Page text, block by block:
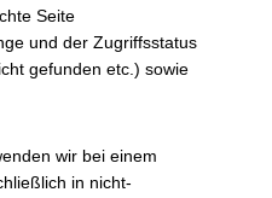
Seite
und der Zugriffsstatus
gefunden etc.) sowie
wir bei einem
in nicht-